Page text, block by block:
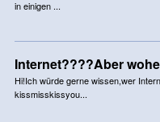
in einigen ...
Internet????Aber
Hi!Ich würde gerne wissen,wer
kissmisskissyou...